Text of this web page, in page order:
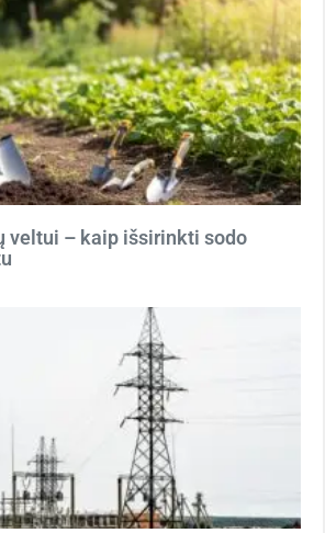
veltui – kaip išsirinkti sodo